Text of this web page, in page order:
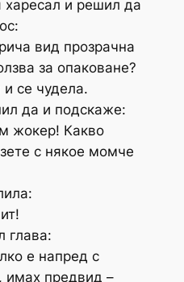
и решил да
вид прозрачна
за опаковане?
се чудела.
да и подскаже:
жокер! Какво
с някое момче
глава:
е напред с
имах предвид –